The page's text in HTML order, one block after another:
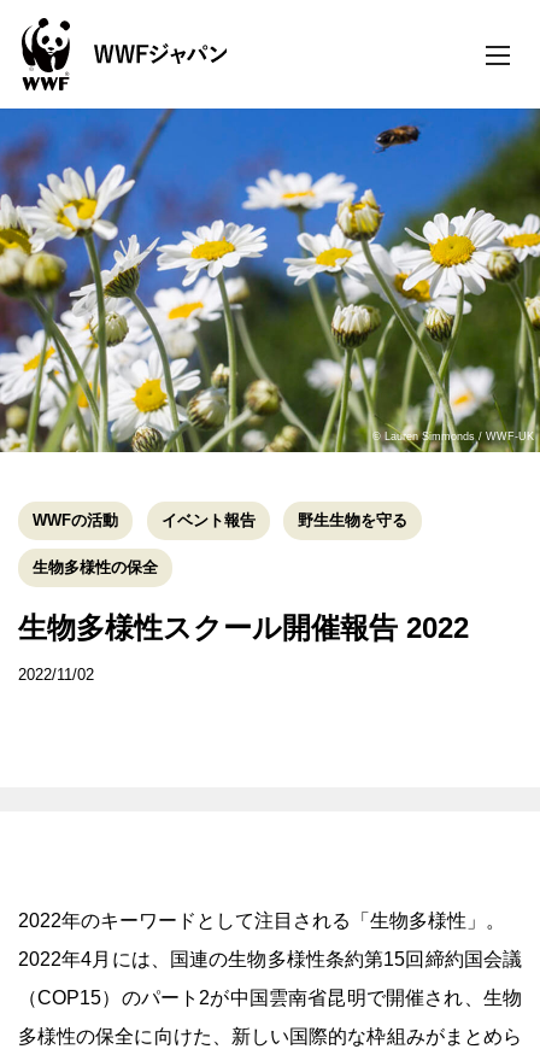
toggle
© Lauren Simmonds / WWF-UK
WWFの活動 イベント報告 野生生物を守る
生物多様性の保全
生物多様性スクール開催報告 2022
2022/11/02
2022年のキーワードとして注目される「生物多様性」。
2022年4月には、国連の生物多様性条約第15回締約国会議
（COP15）のパート2が中国雲南省昆明で開催され、生物
多様性の保全に向けた、新しい国際的な枠組みがまとめら